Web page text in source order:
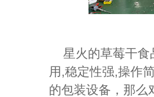
星火的草莓干
用,稳定性强,操作
的包装设备，那么